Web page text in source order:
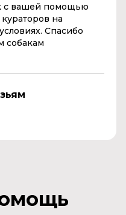
с вашей помощью
на
Спасибо
собакам